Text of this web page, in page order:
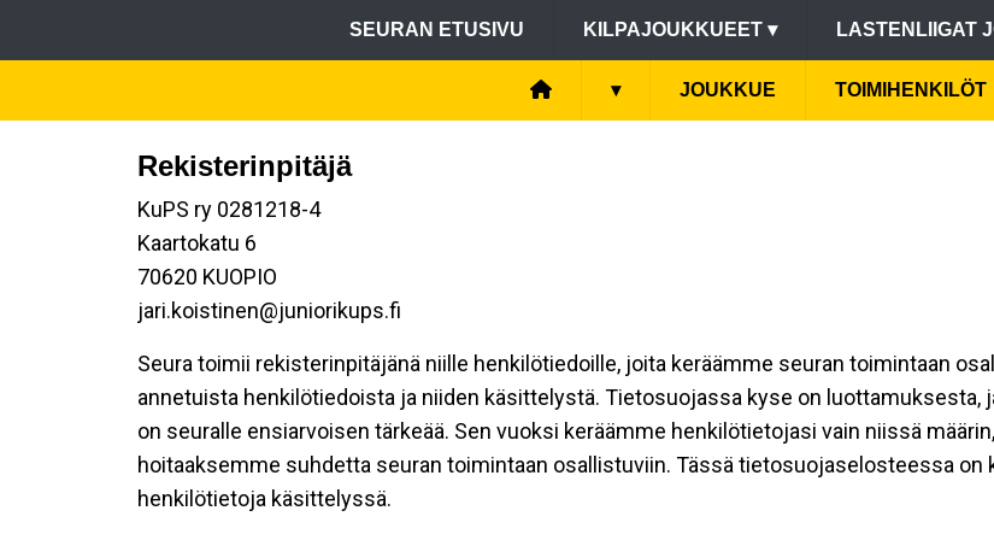
SEURAN ETUSIVU KILPAJOUKKUEET ▾ LASTENLIIGAT
▾ JOUKKUE TOIMIHENKILÖT
Rekisterinpitäjä
KuPS ry 0281218-4
Kaartokatu 6
70620 KUOPIO
jari.koistinen@juniorikups.fi
Seura toimii rekisterinpitäjänä niille henkilötiedoille, joita keräämme seuran toimintaan
annetuista henkilötiedoista ja niiden käsittelystä. Tietosuojassa kyse on
on seuralle ensiarvoisen tärkeää. Sen vuoksi keräämme henkilötietojasi vain niissä
hoitaaksemme suhdetta seuran toimintaan osallistuviin. Tässä tietosuojaselosteessa on
henkilötietoja käsittelyssä.